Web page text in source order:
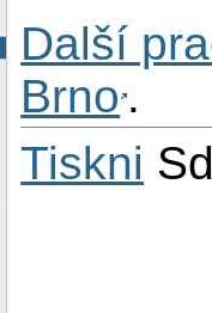
Další
Brno .
Tiskni